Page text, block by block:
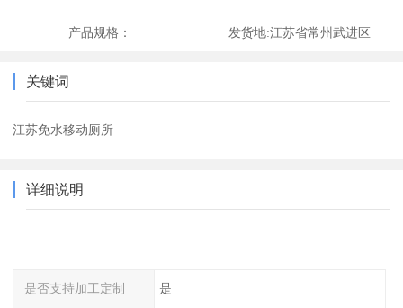
产品规格： 发货地:江苏省常州武进区
关键词
江苏免水移动厕所
详细说明
是否支持加工定制 是